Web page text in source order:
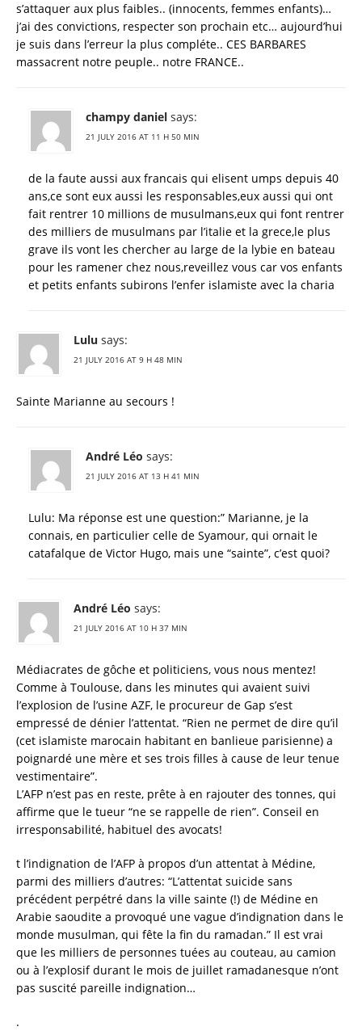
s’attaquer aux plus faibles.. (innocents, femmes enfants)…
j’ai des convictions, respecter son prochain etc… aujourd’hui
je suis dans l’erreur la plus compléte.. CES BARBARES
massacrent notre peuple.. notre FRANCE..
champy daniel says:
21 JULY 2016 AT 11 H 50 MIN
de la faute aussi aux francais qui elisent umps depuis 40
ans,ce sont eux aussi les responsables,eux aussi qui ont
fait rentrer 10 millions de musulmans,eux qui font rentrer
des milliers de musulmans par l’italie et la grece,le plus
grave ils vont les chercher au large de la lybie en bateau
pour les ramener chez nous,reveillez vous car vos enfants
et petits enfants subirons l’enfer islamiste avec la charia
Lulu says:
21 JULY 2016 AT 9 H 48 MIN
Sainte Marianne au secours !
André Léo says:
21 JULY 2016 AT 13 H 41 MIN
Lulu: Ma réponse est une question:” Marianne, je la
connais, en particulier celle de Syamour, qui ornait le
catafalque de Victor Hugo, mais une “sainte”, c’est quoi?
André Léo says:
21 JULY 2016 AT 10 H 37 MIN
Médiacrates de gôche et politiciens, vous nous mentez!
Comme à Toulouse, dans les minutes qui avaient suivi
l’explosion de l’usine AZF, le procureur de Gap s’est
empressé de dénier l’attentat. “Rien ne permet de dire qu’il
(cet islamiste marocain habitant en banlieue parisienne) a
poignardé une mère et ses trois filles à cause de leur tenue
vestimentaire”.
L’AFP n’est pas en reste, prête à en rajouter des tonnes, qui
affirme que le tueur “ne se rappelle de rien”. Conseil en
irresponsabilité, habituel des avocats!
t l’indignation de l’AFP à propos d’un attentat à Médine,
parmi des milliers d’autres: “L’attentat suicide sans
précédent perpétré dans la ville sainte (!) de Médine en
Arabie saoudite a provoqué une vague d’indignation dans le
monde musulman, qui fête la fin du ramadan.” Il est vrai
que les milliers de personnes tuées au couteau, au camion
ou à l’explosif durant le mois de juillet ramadanesque n’ont
pas suscité pareille indignation…
.